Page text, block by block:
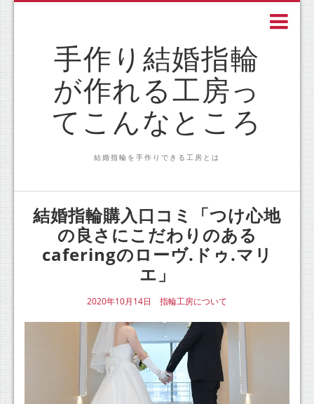
手作り結婚指輪
が作れる工房っ
てこんなところ
結婚指輪を手作りできる工房とは
結婚指輪購入口コミ「つけ心地
の良さにこだわりのある
caferingのローヴ.ドゥ.マリ
エ」
2020年10月14日 指輪工房について